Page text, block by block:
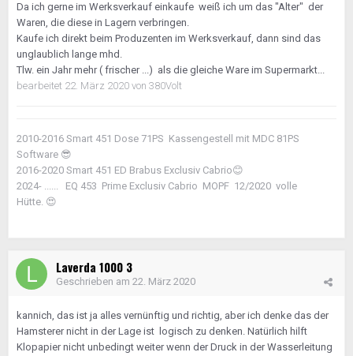
Da ich gerne im Werksverkauf einkaufe weiß ich um das "Alter" der
Waren, die diese in Lagern verbringen.
Kaufe ich direkt beim Produzenten im Werksverkauf, dann sind das
unglaublich lange mhd.
Tlw. ein Jahr mehr ( frischer ...) als die gleiche Ware im Supermarkt...
bearbeitet 22. März 2020 von 380Volt
2010-2016 Smart 451 Dose 71PS Kassengestell mit MDC 81PS
Software 😎
2016-2020 Smart 451 ED Brabus Exclusiv Cabrio😊
2024- ...... EQ 453 Prime Exclusiv Cabrio MOPF 12/2020 volle
Hütte. 😍
Laverda 1000 3
Geschrieben am 22. März 2020
kannich, das ist ja alles vernünftig und richtig, aber ich denke das der
Hamsterer nicht in der Lage ist logisch zu denken. Natürlich hilft
Klopapier nicht unbedingt weiter wenn der Druck in der Wasserleitung